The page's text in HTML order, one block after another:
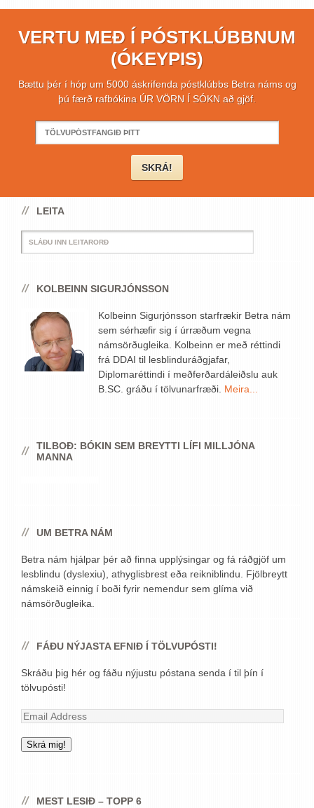
VERTU MEÐ Í PÓSTKLÚBBNUM
(ÓKEYPIS)
Bættu þér í hóp um 5000 áskrifenda póstklúbbs Betra náms og
þú færð rafbókina ÚR VÖRN Í SÓKN að gjöf.
LEITA
KOLBEINN SIGURJÓNSSON
Kolbeinn Sigurjónsson starfrækir Betra nám
sem sérhæfir sig í úrræðum vegna
námsörðugleika. Kolbeinn er með réttindi
frá DDAI til lesblinduráðgjafar,
Diplomaréttindi í meðferðardáleiðslu auk
B.SC. gráðu í tölvunarfræði. Meira...
TILBOÐ: BÓKIN SEM BREYTTI LÍFI MILLJÓNA
MANNA
UM BETRA NÁM
Betra nám hjálpar þér að finna upplýsingar og fá ráðgjöf um
lesblindu (dyslexiu), athyglisbrest eða reikniblindu. Fjölbreytt
námskeið einnig í boði fyrir nemendur sem glíma við
námsörðugleika.
FÁÐU NÝJASTA EFNIÐ Í TÖLVUPÓSTI!
Skráðu þig hér og fáðu nýjustu póstana senda í til þín í
tölvupósti!
Email
Skrá mig!
MEST LESIÐ – TOPP 6